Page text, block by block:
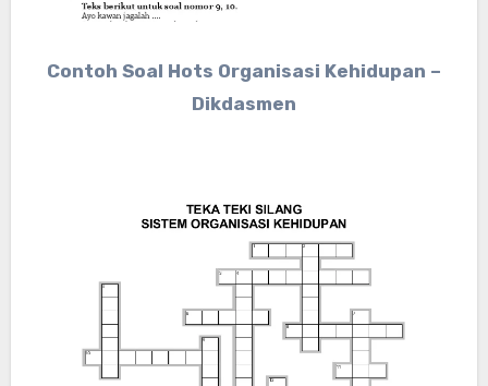
Contoh Soal Hots Organisasi Kehidupan –
Dikdasmen